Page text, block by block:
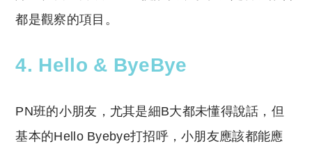
都是觀察的項目。
4. Hello & ByeBye
PN班的小朋友，尤其是細B大都未懂得說話，但
基本的Hello Byebye打招呼，小朋友應該都能應